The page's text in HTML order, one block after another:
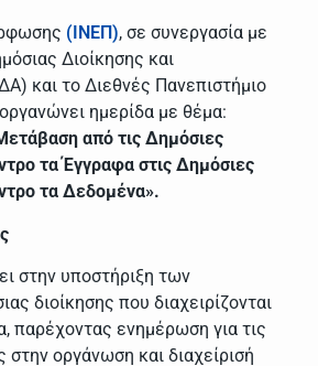
(ΙΝΕΠ), σε συνεργασία με
Διοίκησης και
και το Διεθνές Πανεπιστήμιο
ημερίδα με θέμα:
από τις Δημόσιες
τα Έγγραφα στις Δημόσιες
τα Δεδομένα».
στην υποστήριξη των
διοίκησης που διαχειρίζονται
παρέχοντας ενημέρωση για τις
στην οργάνωση και διαχείρισή